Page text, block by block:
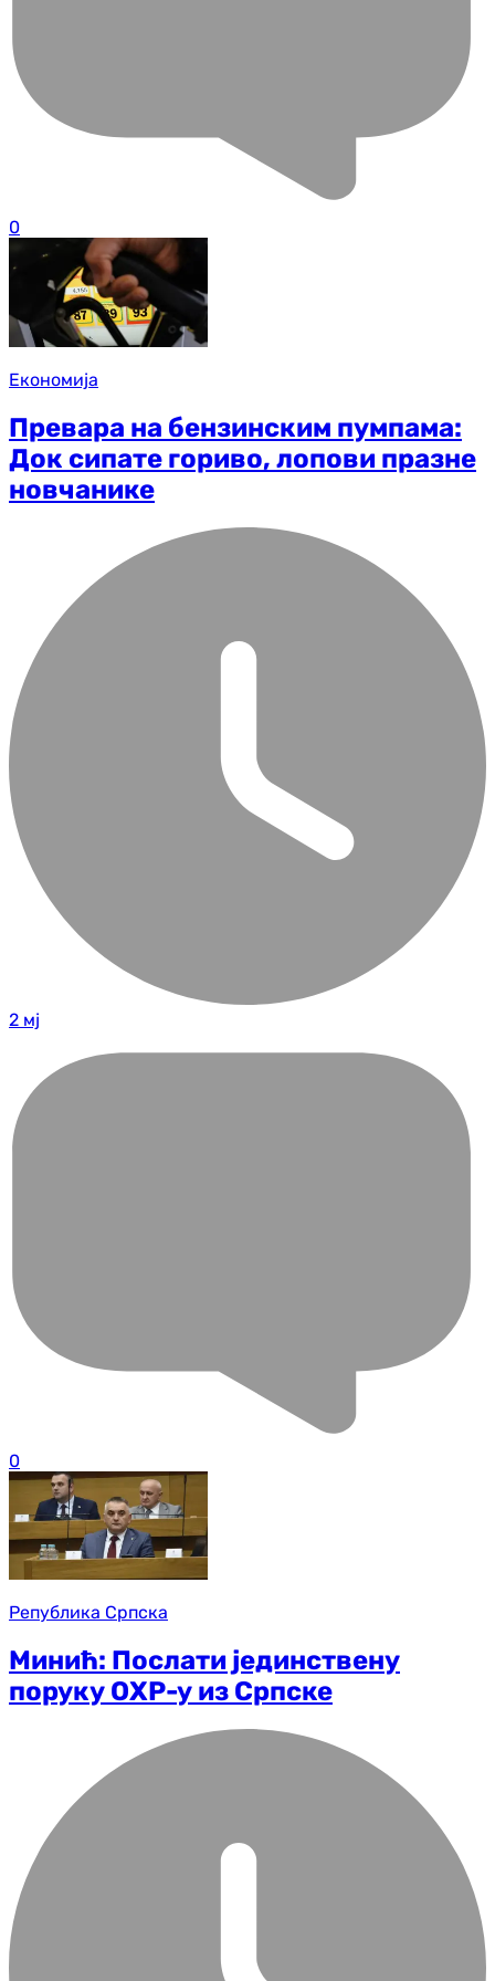
0
Економија
Превара на бензинским пумпама:
Док сипате гориво, лопови празне
новчанике
2 мј
0
Република Српска
Минић: Послати јединствену
поруку ОХР-у из Српске